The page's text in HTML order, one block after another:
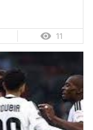
 11